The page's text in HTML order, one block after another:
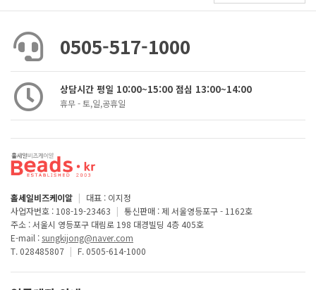
0505-517-1000
상담시간 평일 10:00~15:00 점심 13:00~14:00
휴무 - 토,일,공휴일
홀세일비즈케이알 | 대표 : 이지정
사업자번호 : 108-19-23463 | 통신판매 : 제 서울영등포구 - 1162호
주소 : 서울시 영등포구 대림로 198 대경빌딩 4층 405호
E-mail :sungkijong@naver.com
T. 028485807 | F. 0505-614-1000